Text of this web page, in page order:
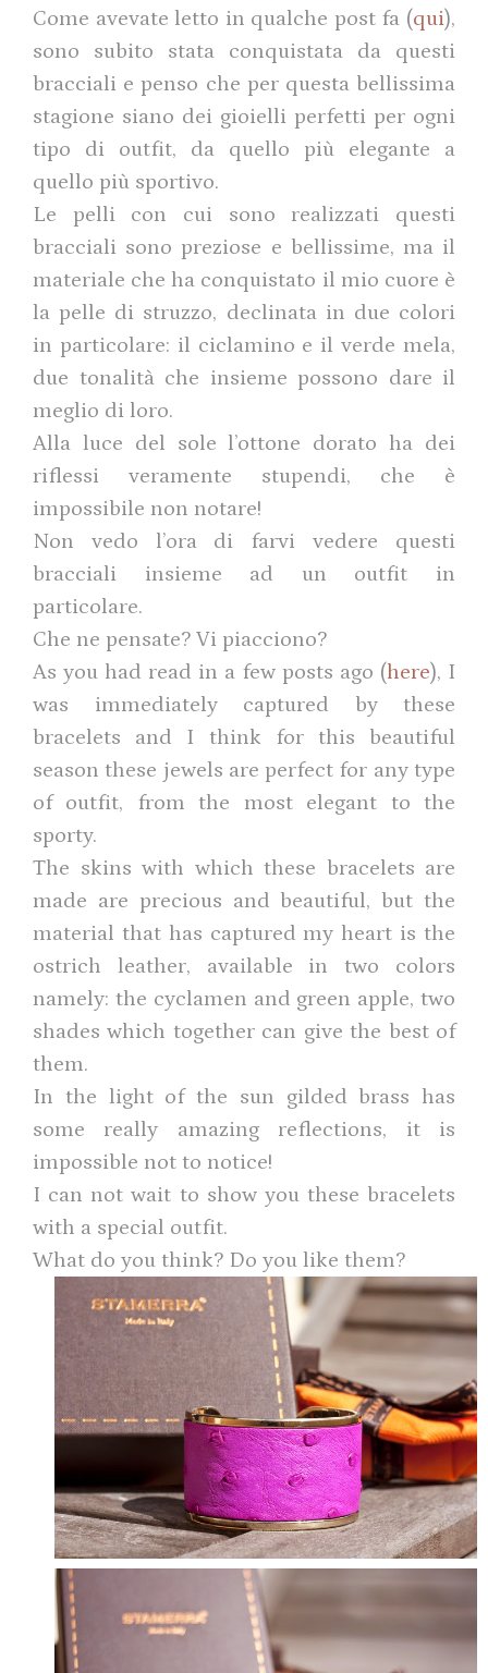
Come avevate letto in qualche post fa (qui),
sono subito stata conquistata da questi
bracciali e penso che per questa bellissima
stagione siano dei gioielli perfetti per ogni
tipo di outfit, da quello più elegante a
quello più sportivo.
Le pelli con cui sono realizzati questi
bracciali sono preziose e bellissime, ma il
materiale che ha conquistato il mio cuore è
la pelle di struzzo, declinata in due colori
in particolare: il ciclamino e il verde mela,
due tonalità che insieme possono dare il
meglio di loro.
Alla luce del sole l’ottone dorato ha dei
riflessi veramente stupendi, che è
impossibile non notare!
Non vedo l’ora di farvi vedere questi
bracciali insieme ad un outfit in
particolare.
Che ne pensate? Vi piacciono?
As you had read in a few posts ago (here), I
was immediately captured by these
bracelets and I think for this beautiful
season these jewels are perfect for any type
of outfit, from the most elegant to the
sporty.
The skins with which these bracelets are
made are precious and beautiful, but the
material that has captured my heart is the
ostrich leather, available in two colors
namely: the cyclamen and green apple, two
shades which together can give the best of
them.
In the light of the sun gilded brass has
some really amazing reflections, it is
impossible not to notice!
I can not wait to show you these bracelets
with a special outfit.
What do you think? Do you like them?